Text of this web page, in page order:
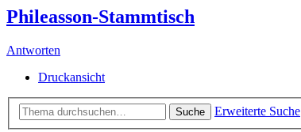
Phileasson-Stammtisch
Antworten
Druckansicht
Suche
Erweiterte Suche